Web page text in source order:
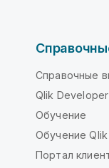
Справочные
Qlik Developer
Обучение
Обучение Qlik
Портал